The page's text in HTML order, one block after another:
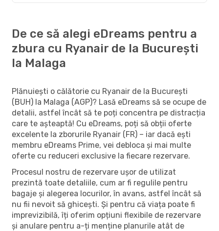
De ce să alegi eDreams pentru a
zbura cu Ryanair de la București
la Malaga
Plănuiești o călătorie cu Ryanair de la București
(BUH) la Malaga (AGP)? Lasă eDreams să se ocupe de
detalii, astfel încât să te poți concentra pe distracția
care te așteaptă! Cu eDreams, poți să obții oferte
excelente la zborurile Ryanair (FR) – iar dacă ești
membru eDreams Prime, vei debloca și mai multe
oferte cu reduceri exclusive la fiecare rezervare.
Procesul nostru de rezervare ușor de utilizat
prezintă toate detaliile, cum ar fi regulile pentru
bagaje și alegerea locurilor, în avans, astfel încât să
nu fii nevoit să ghicești. Și pentru că viața poate fi
imprevizibilă, îți oferim opțiuni flexibile de rezervare
și anulare pentru a-ți menține planurile atât de